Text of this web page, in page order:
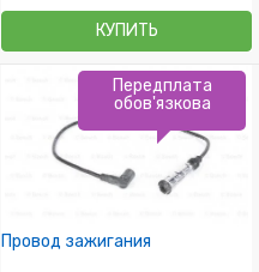
КУПИТЬ
Провод зажигания
Передплата
обов'язкова